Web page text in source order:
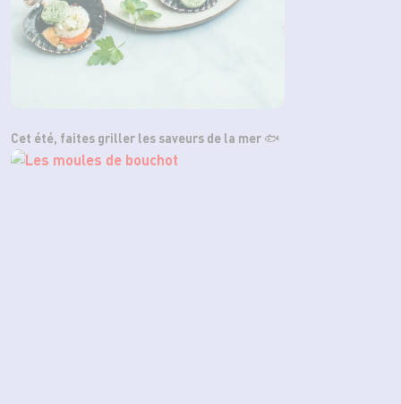
Cet été, faites griller les saveurs de la mer 🐟